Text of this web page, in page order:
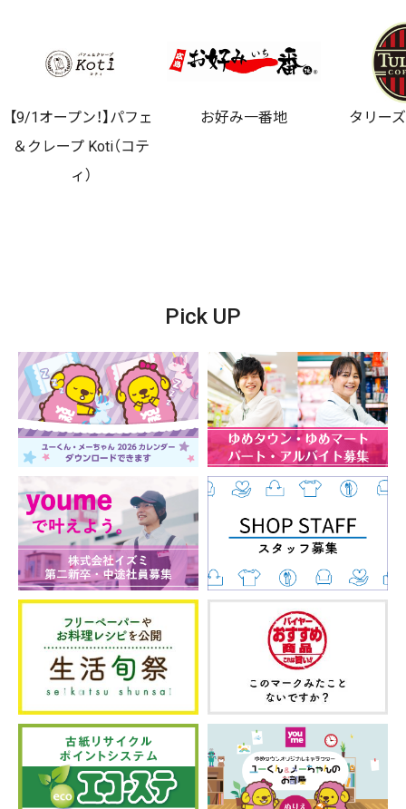
【9/1オープン！】パフェ
＆クレープ Koti（コテ
ィ）
お好み一番地 タリー
Pick UP